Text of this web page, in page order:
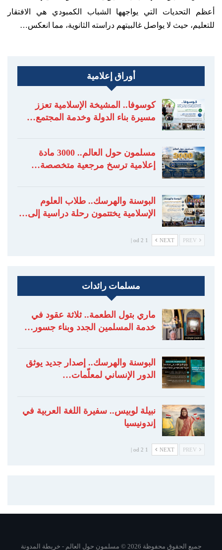
أعظم التحديات التي يواجهها الشباب الكمبودي هي الافتقار
للتعليم، حيث لا يواصل غالبيتهم دراسته الثانوية، مما انعكس…
أوراق إعلامية
كوسوفا.. المشيخة الإسلامية تعزز
مسيرة بناء الدولة وخدمة المجتمع…
مسلمون حول العالم.. 3000 مادة
إعلامية ترسخ مرجعية متخصصة…
البوسنة والهرسك.. طلاب العلوم
الإسلامية يختتمون رحلة دراسية إلى…
NEXT
1 od 2 |
مسلمات رائدات
ماري بتول الطعمة.. ثلاثة عقود في
خدمة المسلمين الجدد وبناء جسور…
البوسنة والهرسك.. إصدار جديد يوثق
الدور الإنساني لمعلّمات…
نبيلة لوبيس.. سفيرة اللغة العربية في
إندونيسيا
NEXT
1 od 2 |
جميع الحقوق محفوظة 2026 © مسلمون حول العالم - خريطة المدونة